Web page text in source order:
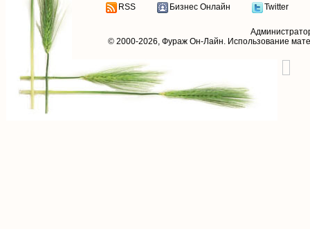
RSS Бизнес Онлайн Twitter
© 2000-2026, Фураж Он-Лайн. Использование